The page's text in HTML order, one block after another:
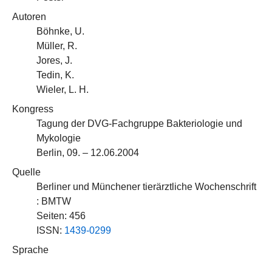
Autoren
Böhnke, U.
Müller, R.
Jores, J.
Tedin, K.
Wieler, L. H.
Kongress
Tagung der DVG-Fachgruppe Bakteriologie und
Mykologie
Berlin, 09. – 12.06.2004
Quelle
Berliner und Münchener tierärztliche Wochenschrift
: BMTW
Seiten: 456
ISSN: 1439-0299
Sprache